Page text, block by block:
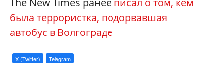
была террористка, подорвавшая
автобус в Волгограде
X (Twitter) Telegram